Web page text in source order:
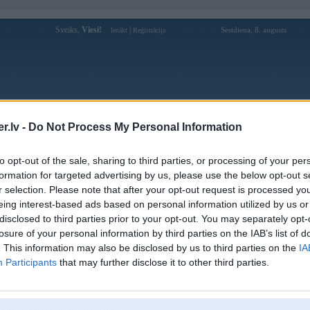
- Do Not Process My Personal Information
opt-out of the sale, sharing to third parties, or processing of your
for targeted advertising by us, please use the below opt-out
selection. Please note that after your opt-out request is processed
interest-based ads based on personal information utilized by us
to third parties prior to your opt-out. You may separately
of your personal information by third parties on the IAB’s list of
This information may also be disclosed by us to third parties on the
Participants that may further disclose it to other third parties.
Sveiks, Viesi! Ienākt Reģistrācija Sestdiena, 8. augusts
Forums Galerijas Reģistrācija Lietotāji
Lietotāja BMW_325iX profils
Pēdējo reizi manīts: 23. Feb 2026, 08:21
Lietotājvārds:
BMW_325iX
Braucu ar:
BMW 325iX
Ziņojumi forumā:
[Pēdējie ziņojumi forumā]